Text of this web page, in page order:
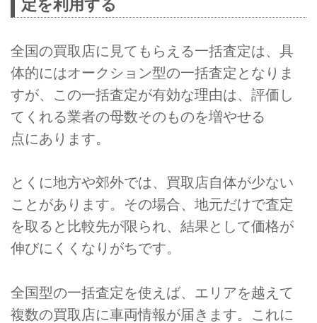
定を利用する
全国の買取店に見てもらえる一括査定は、具
体的にはオークション型の一括査定となりま
すが、この一括査定が有効な理由は、評価し
てくれる業者の母数そのものを増やせる
点にあります。
とくに地方や郊外では、買取店自体が少ない
ことがあります。その場合、地元だけで査定
を取ると比較先が限られ、結果として価格が
伸びにくくなりがちです。
全国型の一括査定を使えば、エリアを越えて
複数の買取店に車両情報が届きます。これに